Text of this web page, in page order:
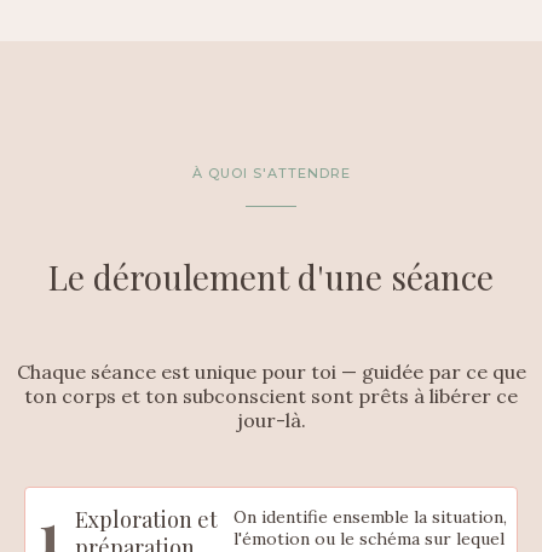
À QUOI S'ATTENDRE
Le déroulement d'une séance
Chaque séance est unique pour toi — guidée par ce que
ton corps et ton subconscient sont prêts à libérer ce
jour-là.
1
Exploration et
On identifie ensemble la situation,
l'émotion ou le schéma sur lequel